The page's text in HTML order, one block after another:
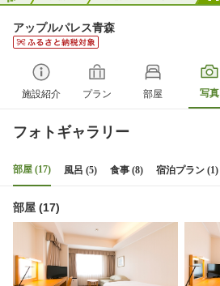
アップルパレス青森
施設紹介 プラン 部屋 写真
フォトギャラリー
部屋 (17) 風呂 (5) 食事 (8) 宿泊プラン (1)
部屋 (17)